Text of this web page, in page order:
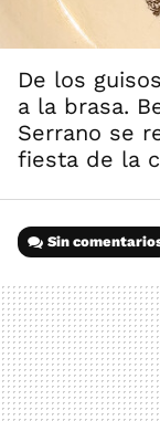
De los
a la brasa.
Serrano se
fiesta de la
Sin